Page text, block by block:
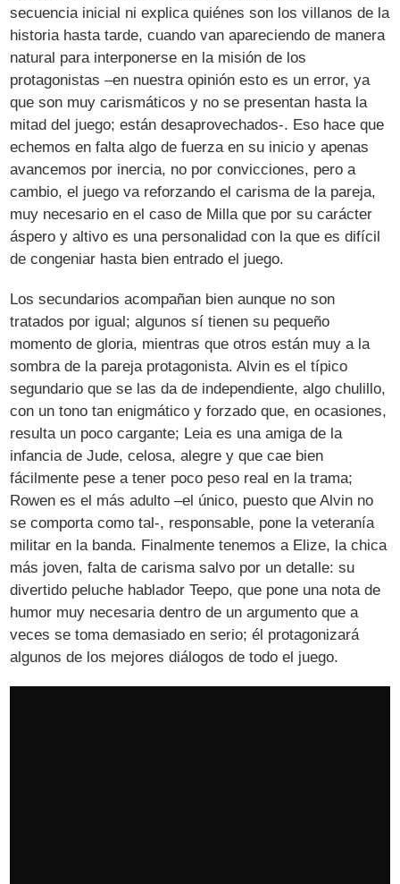
secuencia inicial ni explica quiénes son los villanos de la
historia hasta tarde, cuando van apareciendo de manera
natural para interponerse en la misión de los
protagonistas –en nuestra opinión esto es un error, ya
que son muy carismáticos y no se presentan hasta la
mitad del juego; están desaprovechados-. Eso hace que
echemos en falta algo de fuerza en su inicio y apenas
avancemos por inercia, no por convicciones, pero a
cambio, el juego va reforzando el carisma de la pareja,
muy necesario en el caso de Milla que por su carácter
áspero y altivo es una personalidad con la que es difícil
de congeniar hasta bien entrado el juego.
Los secundarios acompañan bien aunque no son
tratados por igual; algunos sí tienen su pequeño
momento de gloria, mientras que otros están muy a la
sombra de la pareja protagonista. Alvin es el típico
segundario que se las da de independiente, algo chulillo,
con un tono tan enigmático y forzado que, en ocasiones,
resulta un poco cargante; Leia es una amiga de la
infancia de Jude, celosa, alegre y que cae bien
fácilmente pese a tener poco peso real en la trama;
Rowen es el más adulto –el único, puesto que Alvin no
se comporta como tal-, responsable, pone la veteranía
militar en la banda. Finalmente tenemos a Elize, la chica
más joven, falta de carisma salvo por un detalle: su
divertido peluche hablador Teepo, que pone una nota de
humor muy necesaria dentro de un argumento que a
veces se toma demasiado en serio; él protagonizará
algunos de los mejores diálogos de todo el juego.